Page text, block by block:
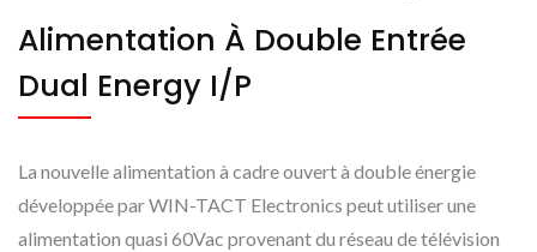
Alimentation À Double Entrée
Dual Energy I/P
La nouvelle alimentation à cadre ouvert à double énergie
développée par WIN-TACT Electronics peut utiliser une
alimentation quasi 60Vac provenant du réseau de télévision